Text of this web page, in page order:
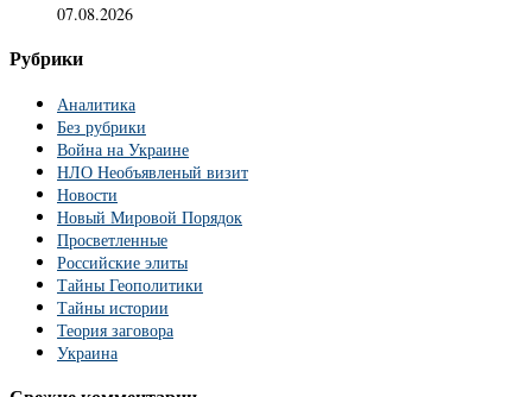
07.08.2026
Рубрики
Аналитика
Без рубрики
Война на Украине
НЛО Необъявленый визит
Новости
Новый Мировой Порядок
Просветленные
Российские элиты
Тайны Геополитики
Тайны истории
Теория заговора
Украина